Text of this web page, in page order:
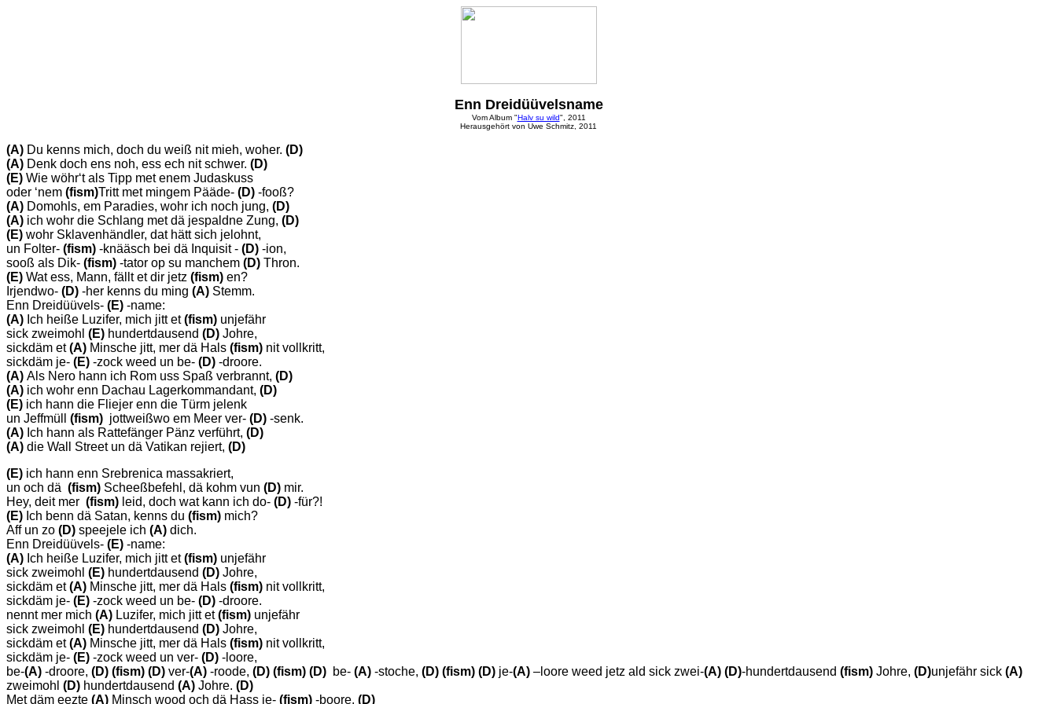
Enn Dreidüüvelsname
Vom Album "Halv su wild", 2011
Herausgehört von Uwe Schmitz, 2011
(A) Du kenns mich, doch du weiß nit mieh, woher. (D)
(A) Denk doch ens noh, ess ech nit schwer. (D)
(E) Wie wöhr‘t als Tipp met enem Judaskuss
oder ‘nem (fism)Tritt met mingem Pääde- (D) -fooß?
(A) Domohls, em Paradies, wohr ich noch jung, (D)
(A) ich wohr die Schlang met dä jespaldne Zung, (D)
(E) wohr Sklavenhändler, dat hätt sich jelohnt,
un Folter- (fism) -knääsch bei dä Inquisit - (D) -ion,
sooß als Dik- (fism) -tator op su manchem (D) Thron.
(E) Wat ess, Mann, fällt et dir jetz (fism) en?
Irjendwo- (D) -her kenns du ming (A) Stemm.
Enn Dreidüüvels- (E) -name:
(A) Ich heiße Luzifer, mich jitt et(fism) unjefähr
sick zweimohl (E) hundertdausend (D) Johre,
sickdäm et(A) Minsche jitt, mer dä Hals (fism) nit vollkritt,
sickdäm je- (E) -zock weed un be- (D) -droore.
(A) Als Nero hann ich Rom uss Spaß verbrannt, (D)
(A) ich wohr enn Dachau Lagerkommandant, (D)
(E) ich hann die Fliejer enn die Türm jelenk
un Jeffmüll (fism) jottweißwo em Meer ver- (D) -senk.
(A) Ich hann als Rattefänger Pänz verführt, (D)
(A) die Wall Street un dä Vatikan rejiert, (D)
(E) ich hann enn Srebrenica massakriert,
un och dä (fism) Scheeßbefehl, dä kohm vun (D) mir.
Hey, deit mer (fism) leid, doch wat kann ich do- (D) -für?!
(E) Ich benn dä Satan, kenns du (fism) mich?
Aff un zo (D) speejele ich (A) dich.
Enn Dreidüüvels- (E) -name:
(A) Ich heiße Luzifer, mich jitt et(fism) unjefähr
sick zweimohl (E) hundertdausend (D) Johre,
sickdäm et(A) Minsche jitt, mer dä Hals (fism) nit vollkritt,
sickdäm je- (E) -zock weed un be- (D) -droore.
nennt mer mich (A) Luzifer, mich jitt et(fism) unjefähr
sick zweimohl (E) hundertdausend (D) Johre,
sickdäm et(A) Minsche jitt, mer dä Hals (fism) nit vollkritt,
sickdäm je- (E) -zock weed un ver- (D) -loore,
be-(A) -droore, (D) (fism) (D) ver-(A) -roode, (D) (fism) (D) be- (A) -stoche, (D) (fism) (D) je-(A) –loore weed jetz ald sick zwei-(A) (D)-hundertdausend (fism) Johre, (D)unjefähr sick (A)
zweimohl (D) hundertdausend (A) Johre. (D)
Met däm eezte (A) Minsch wood och dä Hass je- (fism) -boore. (D)